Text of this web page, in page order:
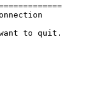
to quit.